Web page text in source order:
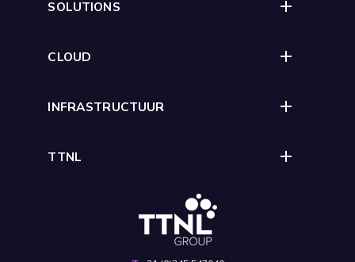
SOLUTIONS
CLOUD
INFRASTRUCTUUR
TTNL